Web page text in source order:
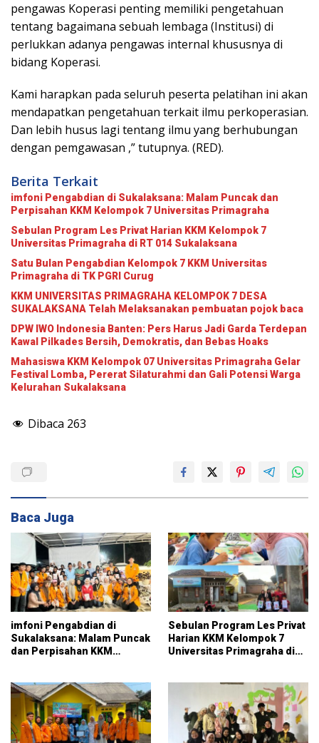
pengawas Koperasi penting memiliki pengetahuan
tentang bagaimana sebuah lembaga (Institusi) di
perlukkan adanya pengawas internal khususnya di
bidang Koperasi.
Kami harapkan pada seluruh peserta pelatihan ini akan
mendapatkan pengetahuan terkait ilmu perkoperasian.
Dan lebih husus lagi tentang ilmu yang berhubungan
dengan pemgawasan ,” tutupnya. (RED).
Berita Terkait
imfoni Pengabdian di Sukalaksana: Malam Puncak dan
Perpisahan KKM Kelompok 7 Universitas Primagraha
Sebulan Program Les Privat Harian KKM Kelompok 7
Universitas Primagraha di RT 014 Sukalaksana
Satu Bulan Pengabdian Kelompok 7 KKM Universitas
Primagraha di TK PGRI Curug
KKM UNIVERSITAS PRIMAGRAHA KELOMPOK 7 DESA
SUKALAKSANA Telah Melaksanakan pembuatan pojok baca
DPW IWO Indonesia Banten: Pers Harus Jadi Garda Terdepan
Kawal Pilkades Bersih, Demokratis, dan Bebas Hoaks
Mahasiswa KKM Kelompok 07 Universitas Primagraha Gelar
Festival Lomba, Pererat Silaturahmi dan Gali Potensi Warga
Kelurahan Sukalaksana
Dibaca 263
Baca Juga
imfoni Pengabdian di
Sukalaksana: Malam Puncak
dan Perpisahan KKM
Sebulan Program Les Privat
Harian KKM Kelompok 7
Universitas Primagraha di